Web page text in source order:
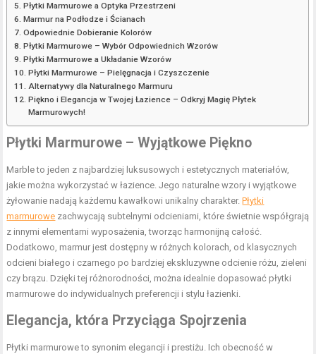
Płytki Marmurowe a Optyka Przestrzeni
Marmur na Podłodze i Ścianach
Odpowiednie Dobieranie Kolorów
Płytki Marmurowe – Wybór Odpowiednich Wzorów
Płytki Marmurowe a Układanie Wzorów
Płytki Marmurowe – Pielęgnacja i Czyszczenie
Alternatywy dla Naturalnego Marmuru
Piękno i Elegancja w Twojej Łazience – Odkryj Magię Płytek
Marmurowych!
Płytki Marmurowe – Wyjątkowe Piękno
Marble to jeden z najbardziej luksusowych i estetycznych materiałów,
jakie można wykorzystać w łazience. Jego naturalne wzory i wyjątkowe
żyłowanie nadają każdemu kawałkowi unikalny charakter.Płytki
marmurowe zachwycają subtelnymi odcieniami, które świetnie współgrają
z innymi elementami wyposażenia, tworząc harmonijną całość.
Dodatkowo, marmur jest dostępny w różnych kolorach, od klasycznych
odcieni białego i czarnego po bardziej ekskluzywne odcienie różu, zieleni
czy brązu. Dzięki tej różnorodności, można idealnie dopasować płytki
marmurowe do indywidualnych preferencji i stylu łazienki.
Elegancja, która Przyciąga Spojrzenia
Płytki marmurowe to synonim elegancji i prestiżu. Ich obecność w